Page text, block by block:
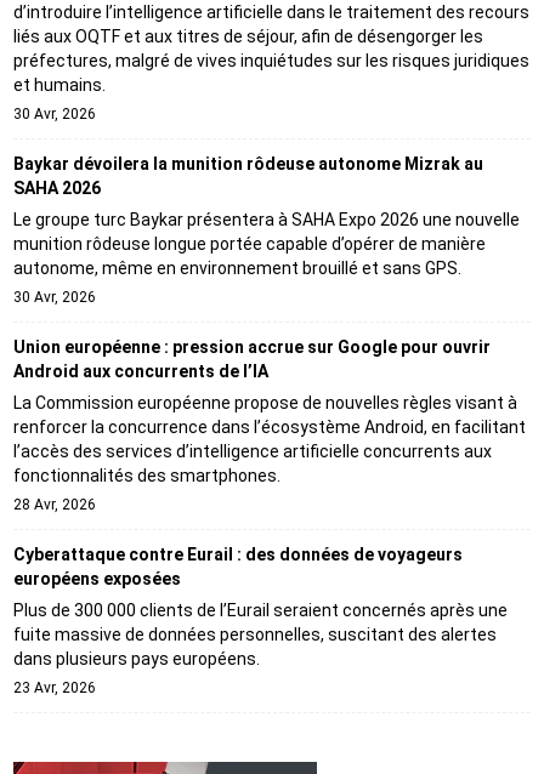
d’introduire l’intelligence artificielle dans le traitement des recours
liés aux OQTF et aux titres de séjour, afin de désengorger les
préfectures, malgré de vives inquiétudes sur les risques juridiques
et humains.
30 Avr, 2026
Baykar dévoilera la munition rôdeuse autonome Mizrak au
SAHA 2026
Le groupe turc Baykar présentera à SAHA Expo 2026 une nouvelle
munition rôdeuse longue portée capable d’opérer de manière
autonome, même en environnement brouillé et sans GPS.
30 Avr, 2026
Union européenne : pression accrue sur Google pour ouvrir
Android aux concurrents de l’IA
La Commission européenne propose de nouvelles règles visant à
renforcer la concurrence dans l’écosystème Android, en facilitant
l’accès des services d’intelligence artificielle concurrents aux
fonctionnalités des smartphones.
28 Avr, 2026
Cyberattaque contre Eurail : des données de voyageurs
européens exposées
Plus de 300 000 clients de l’Eurail seraient concernés après une
fuite massive de données personnelles, suscitant des alertes
dans plusieurs pays européens.
23 Avr, 2026